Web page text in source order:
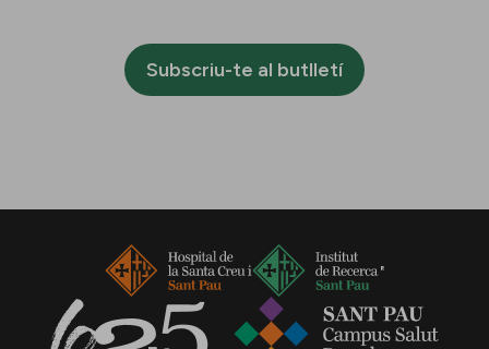
Subscriu-te al butlletí